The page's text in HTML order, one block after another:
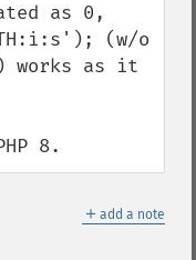
as 0,
(w/o
works as it
8.
＋ add a note